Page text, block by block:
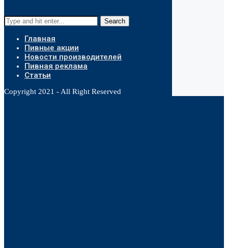
Search
Главная
Пивные акции
Новости производителей
Пивная реклама
Статьи
Copyright 2021 - All Right Reserved